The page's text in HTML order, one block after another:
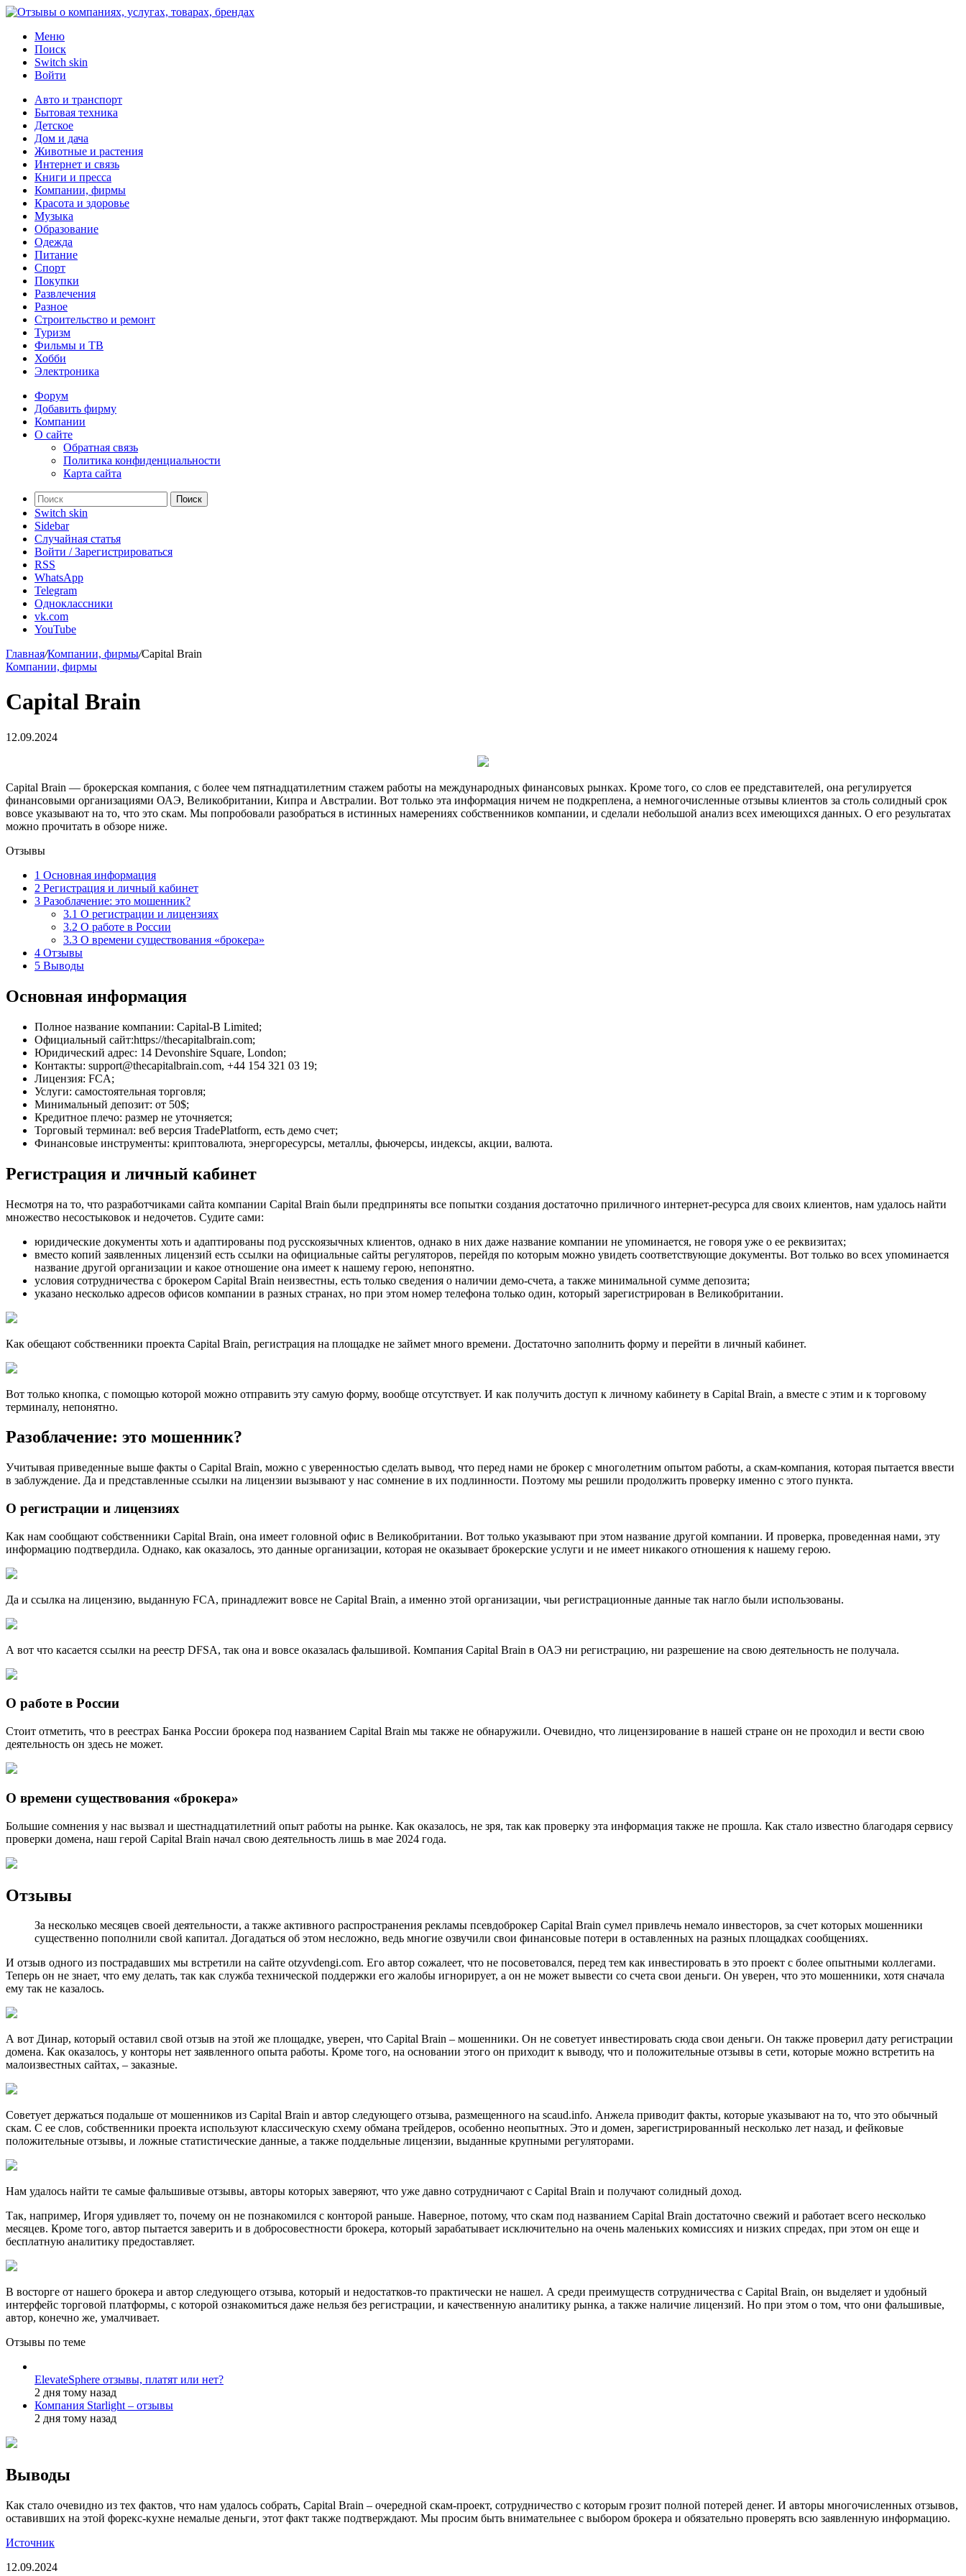
Меню
Поиск
Switch skin
Войти
Авто и транспорт
Бытовая техника
Детское
Дом и дача
Животные и растения
Интернет и связь
Книги и пресса
Компании, фирмы
Красота и здоровье
Музыка
Образование
Одежда
Питание
Спорт
Покупки
Развлечения
Разное
Строительство и ремонт
Туризм
Фильмы и ТВ
Хобби
Электроника
Форум
Добавить фирму
Компании
О сайте
Обратная связь
Политика конфиденциальности
Карта сайта
Поиск
Switch skin
Sidebar
Случайная статья
Войти / Зарегистрироваться
RSS
WhatsApp
Telegram
Одноклассники
vk.com
YouTube
Главная/Компании, фирмы/Capital Brain
Компании, фирмы
Capital Brain
12.09.2024
Capital Brain — брокерская компания, с более чем пятнадцатилетним стажем работы на международных финансовых рынках. Кроме того, со слов ее представителей, она регулируется
финансовыми организациями ОАЭ, Великобритании, Кипра и Австралии. Вот только эта информация ничем не подкреплена, а немногочисленные отзывы клиентов за столь солидный срок
вовсе указывают на то, что это скам. Мы попробовали разобраться в истинных намерениях собственников компании, и сделали небольшой анализ всех имеющихся данных. О его результатах
можно прочитать в обзоре ниже.
Отзывы
1 Основная информация
2 Регистрация и личный кабинет
3 Разоблачение: это мошенник?
3.1 О регистрации и лицензиях
3.2 О работе в России
3.3 О времени существования «брокера»
4 Отзывы
5 Выводы
Основная информация
Полное название компании: Capital-B Limited;
Официальный сайт:https://thecapitalbrain.com;
Юридический адрес: 14 Devonshire Square, London;
Контакты: support@thecapitalbrain.com, +44 154 321 03 19;
Лицензия: FCA;
Услуги: самостоятельная торговля;
Минимальный депозит: от 50$;
Кредитное плечо: размер не уточняется;
Торговый терминал: веб версия TradePlatform, есть демо счет;
Финансовые инструменты: криптовалюта, энергоресурсы, металлы, фьючерсы, индексы, акции, валюта.
Регистрация и личный кабинет
Несмотря на то, что разработчиками сайта компании Capital Brain были предприняты все попытки создания достаточно приличного интернет-ресурса для своих клиентов, нам удалось найти
множество несостыковок и недочетов. Судите сами:
юридические документы хоть и адаптированы под русскоязычных клиентов, однако в них даже название компании не упоминается, не говоря уже о ее реквизитах;
вместо копий заявленных лицензий есть ссылки на официальные сайты регуляторов, перейдя по которым можно увидеть соответствующие документы. Вот только во всех упоминается
название другой организации и какое отношение она имеет к нашему герою, непонятно.
условия сотрудничества с брокером Capital Brain неизвестны, есть только сведения о наличии демо-счета, а также минимальной сумме депозита;
указано несколько адресов офисов компании в разных странах, но при этом номер телефона только один, который зарегистрирован в Великобритании.
Как обещают собственники проекта Capital Brain, регистрация на площадке не займет много времени. Достаточно заполнить форму и перейти в личный кабинет.
Вот только кнопка, с помощью которой можно отправить эту самую форму, вообще отсутствует. И как получить доступ к личному кабинету в Capital Brain, а вместе с этим и к торговому
терминалу, непонятно.
Разоблачение: это мошенник?
Учитывая приведенные выше факты о Capital Brain, можно с уверенностью сделать вывод, что перед нами не брокер с многолетним опытом работы, а скам-компания, которая пытается ввести
в заблуждение. Да и представленные ссылки на лицензии вызывают у нас сомнение в их подлинности. Поэтому мы решили продолжить проверку именно с этого пункта.
О регистрации и лицензиях
Как нам сообщают собственники Capital Brain, она имеет головной офис в Великобритании. Вот только указывают при этом название другой компании. И проверка, проведенная нами, эту
информацию подтвердила. Однако, как оказалось, это данные организации, которая не оказывает брокерские услуги и не имеет никакого отношения к нашему герою.
Да и ссылка на лицензию, выданную FCA, принадлежит вовсе не Capital Brain, а именно этой организации, чьи регистрационные данные так нагло были использованы.
А вот что касается ссылки на реестр DFSA, так она и вовсе оказалась фальшивой. Компания Capital Brain в ОАЭ ни регистрацию, ни разрешение на свою деятельность не получала.
О работе в России
Стоит отметить, что в реестрах Банка России брокера под названием Capital Brain мы также не обнаружили. Очевидно, что лицензирование в нашей стране он не проходил и вести свою
деятельность он здесь не может.
О времени существования «брокера»
Большие сомнения у нас вызвал и шестнадцатилетний опыт работы на рынке. Как оказалось, не зря, так как проверку эта информация также не прошла. Как стало известно благодаря сервису
проверки домена, наш герой Capital Brain начал свою деятельность лишь в мае 2024 года.
Отзывы
За несколько месяцев своей деятельности, а также активного распространения рекламы псевдоброкер Capital Brain сумел привлечь немало инвесторов, за счет которых мошенники
существенно пополнили свой капитал. Догадаться об этом несложно, ведь многие озвучили свои финансовые потери в оставленных на разных площадках сообщениях.
И отзыв одного из пострадавших мы встретили на сайте otzyvdengi.com. Его автор сожалеет, что не посоветовался, перед тем как инвестировать в это проект с более опытными коллегами.
Теперь он не знает, что ему делать, так как служба технической поддержки его жалобы игнорирует, а он не может вывести со счета свои деньги. Он уверен, что это мошенники, хотя сначала
ему так не казалось.
А вот Динар, который оставил свой отзыв на этой же площадке, уверен, что Capital Brain – мошенники. Он не советует инвестировать сюда свои деньги. Он также проверил дату регистрации
домена. Как оказалось, у конторы нет заявленного опыта работы. Кроме того, на основании этого он приходит к выводу, что и положительные отзывы в сети, которые можно встретить на
малоизвестных сайтах, – заказные.
Советует держаться подальше от мошенников из Capital Brain и автор следующего отзыва, размещенного на scaud.info. Анжела приводит факты, которые указывают на то, что это обычный
скам. С ее слов, собственники проекта используют классическую схему обмана трейдеров, особенно неопытных. Это и домен, зарегистрированный несколько лет назад, и фейковые
положительные отзывы, и ложные статистические данные, а также поддельные лицензии, выданные крупными регуляторами.
Нам удалось найти те самые фальшивые отзывы, авторы которых заверяют, что уже давно сотрудничают с Capital Brain и получают солидный доход.
Так, например, Игоря удивляет то, почему он не познакомился с конторой раньше. Наверное, потому, что скам под названием Capital Brain достаточно свежий и работает всего несколько
месяцев. Кроме того, автор пытается заверить и в добросовестности брокера, который зарабатывает исключительно на очень маленьких комиссиях и низких спредах, при этом он еще и
бесплатную аналитику предоставляет.
В восторге от нашего брокера и автор следующего отзыва, который и недостатков-то практически не нашел. А среди преимуществ сотрудничества с Capital Brain, он выделяет и удобный
интерфейс торговой платформы, с которой ознакомиться даже нельзя без регистрации, и качественную аналитику рынка, а также наличие лицензий. Но при этом о том, что они фальшивые,
автор, конечно же, умалчивает.
Отзывы по теме
ElevateSphere отзывы, платят или нет?
2 дня тому назад
Компания Starlight – отзывы
2 дня тому назад
Выводы
Как стало очевидно из тех фактов, что нам удалось собрать, Capital Brain – очередной скам-проект, сотрудничество с которым грозит полной потерей денег. И авторы многочисленных отзывов,
оставивших на этой форекс-кухне немалые деньги, этот факт также подтверждают. Мы просим быть внимательнее с выбором брокера и обязательно проверять всю заявленную информацию.
Источник
12.09.2024